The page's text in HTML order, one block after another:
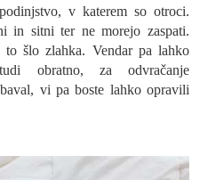
v katerem so otroci.
in sitni ter ne morejo zaspati.
šlo zlahka. Vendar pa lahko
obratno, za odvračanje
vi pa boste lahko opravili